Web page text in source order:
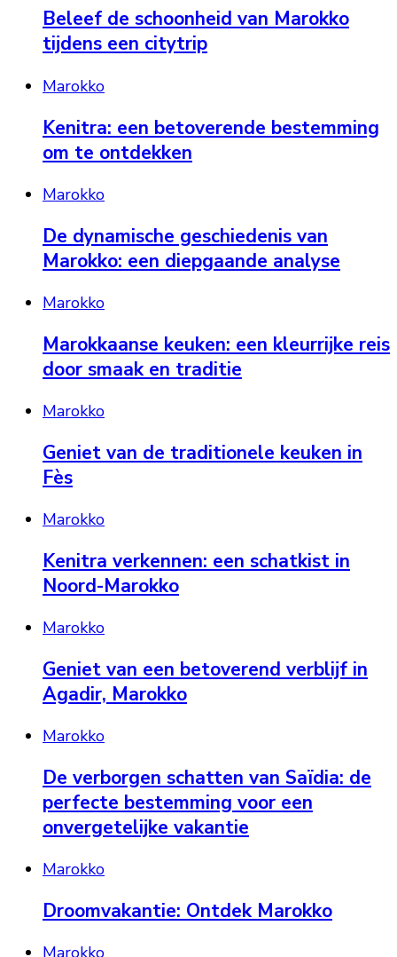
Beleef de schoonheid van Marokko
tijdens een citytrip
Marokko
Kenitra: een betoverende bestemming
om te ontdekken
Marokko
De dynamische geschiedenis van
Marokko: een diepgaande analyse
Marokko
Marokkaanse keuken: een kleurrijke reis
door smaak en traditie
Marokko
Geniet van de traditionele keuken in
Fès
Marokko
Kenitra verkennen: een schatkist in
Noord-Marokko
Marokko
Geniet van een betoverend verblijf in
Agadir, Marokko
Marokko
De verborgen schatten van Saïdia: de
perfecte bestemming voor een
onvergetelijke vakantie
Marokko
Droomvakantie: Ontdek Marokko